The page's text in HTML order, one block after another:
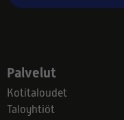
Palvelut
Kotitaloudet
Taloyhtiöt